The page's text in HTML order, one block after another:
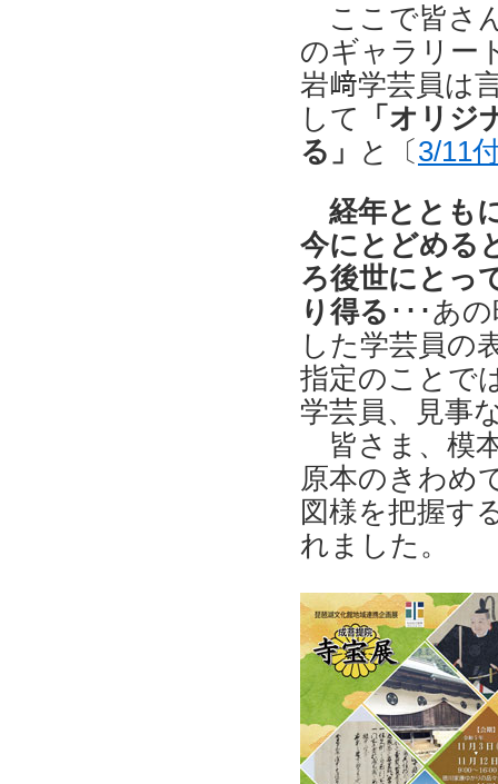
ここで皆さ
のギャラリー
岩﨑学芸員は
して
「オリ
る」 と〔3/11
経年ととも
今にとどめる
ろ後世にとっ
り得る ･･･あ
した学芸員の
指定のことで
学芸員、見事
皆さま、模
原本のきわめ
図様を把握す
れました。